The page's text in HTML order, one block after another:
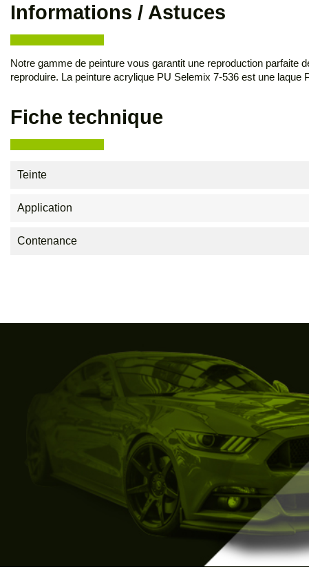
Informations / Astuces
Notre gamme de peinture vous garantit une reproduction parfaite
reproduire. La peinture acrylique PU Selemix 7-536 est une
Fiche technique
Teinte
Application
Contenance